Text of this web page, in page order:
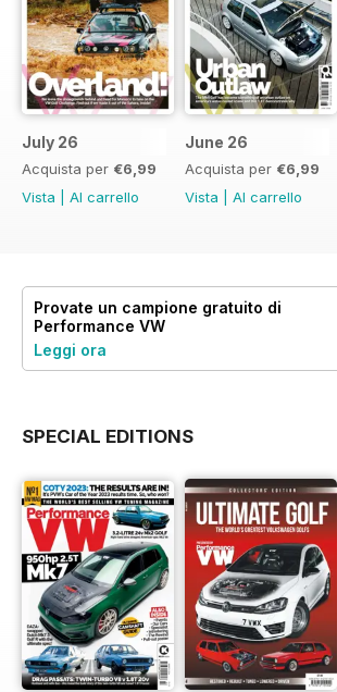
July 26
Acquista per €6,99
Vista
Al carrello
June 26
Acquista per €6,99
Vista
Al carrello
Provate un campione gratuito di
Performance VW
Leggi ora
SPECIAL EDITIONS